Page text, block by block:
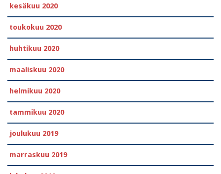
kesäkuu 2020
toukokuu 2020
huhtikuu 2020
maaliskuu 2020
helmikuu 2020
tammikuu 2020
joulukuu 2019
marraskuu 2019